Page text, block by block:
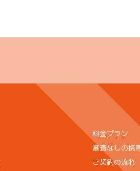
料金プラン
審査なしの携
ご契約の流れ